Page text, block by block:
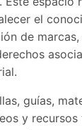
el
de
guías,
y